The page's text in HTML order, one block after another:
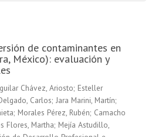
de contaminantes en
México): evaluación y
Chávez, Ariosto; Esteller
Carlos; Jara Marini, Martín;
; Morales Pérez, Rubén; Camacho
Flores, Martha; Mejía Astudillo,